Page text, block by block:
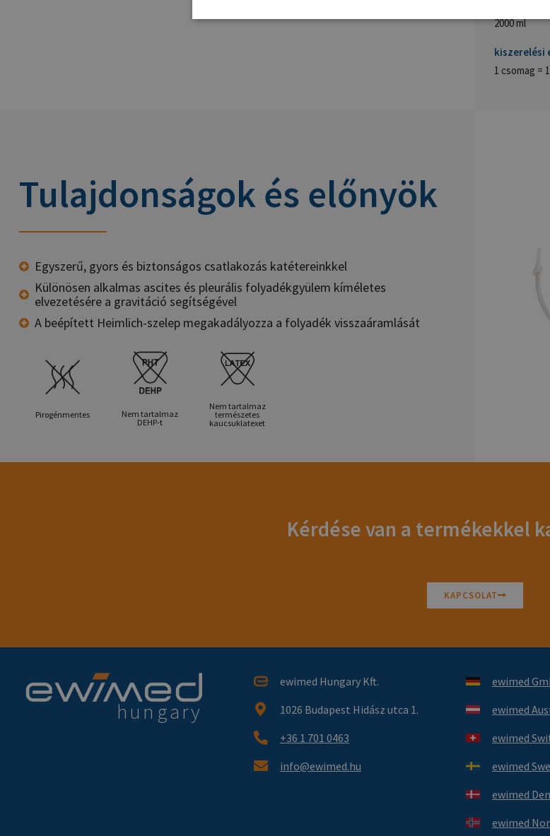
2000 ml
kiszerelési
1 csomag =
Tulajdonságok és előnyök
Egyszerű, gyors és biztonságos csatlakozás katétereinkkel
Különösen alkalmas ascites és pleurális folyadékgyülem kíméletes
elvezetésére a gravitáció segítségével
A beépített Heimlich-szelep megakadályozza a folyadék visszaáramlását
Pirogénmentes
Nem tartalmaz
DEHP-t
Nem tartalmaz
természetes
kaucsuklatexet
Kérdése van a termékekkel
KAPCSOLAT
hungary
ewimed Hungary Kft.
1026 Budapest Hidász utca 1.
+36 1 701 0463
info@ewimed.hu
ewimed
ewimed
ewimed
ewimed
ewimed
ewimed